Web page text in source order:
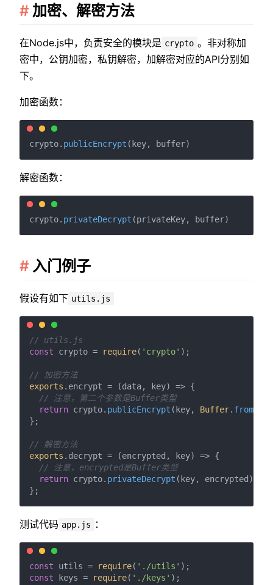
加密、解密方法
在Node.js中，负责安全的模块是 crypto 。非对称加
密中，公钥加密，私钥解密，加解密对应的API分别如
下。
加密函数：
crypto. publicEncrypt
解密函数：
crypto. privateDecrypt
入门例子
假设有如下 utils.js
// utils.js
const crypto = require( 'crypto' );
// 加密方法
exports . encrypt = (data, key) => {
// 注意，第二个参数是Buffer类型
return crypto. publicEncrypt (key, Buffer. from
};
// 解密方法
exports . decrypt = (encrypted, key) => {
// 注意，encrypted是Buffer类型
return crypto. privateDecrypt (key, encrypted);
测试代码 app.js ：
const utils = require( './utils'
const keys = require( './keys' );